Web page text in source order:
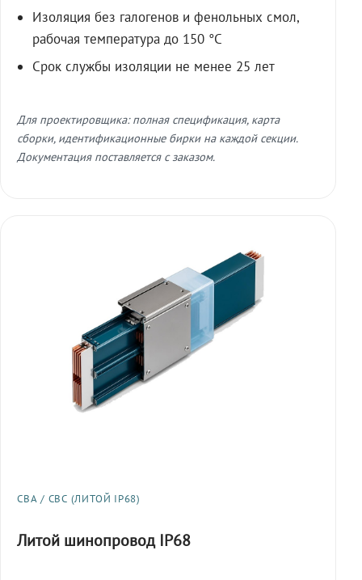
Изоляция без галогенов и фенольных смол,
рабочая температура до 150 °C
Срок службы изоляции не менее 25 лет
Для проектировщика: полная спецификация, карта
сборки, идентификационные бирки на каждой секции.
Документация поставляется с заказом.
СВА / СВС (ЛИТОЙ IP68)
Литой шинопровод IP68